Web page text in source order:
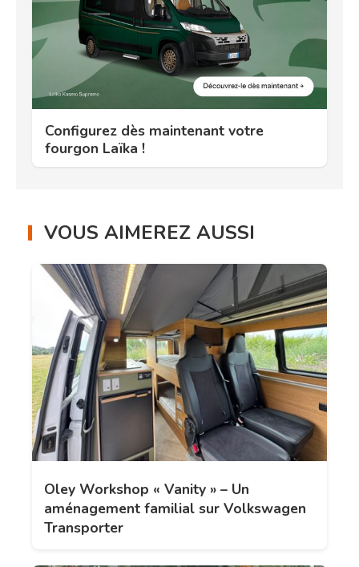
Configurez dès maintenant votre
fourgon Laïka !
VOUS AIMEREZ AUSSI
Oley Workshop « Vanity » – Un
aménagement familial sur Volkswagen
Transporter